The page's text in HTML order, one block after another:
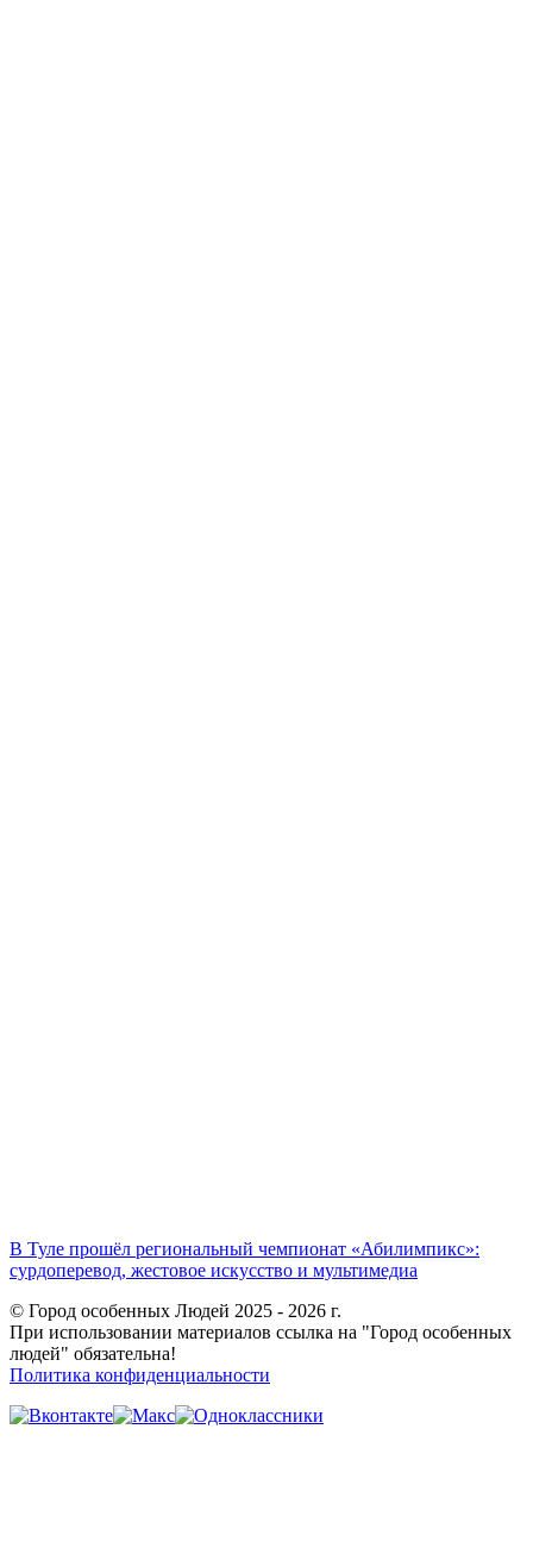
В Туле прошёл региональный чемпионат «Абилимпикс»:
сурдоперевод, жестовое искусство и мультимедиа
© Город особенных Людей 2025 - 2026 г.
При использовании материалов ссылка на "Город особенных
людей" обязательна!
Политика конфиденциальности